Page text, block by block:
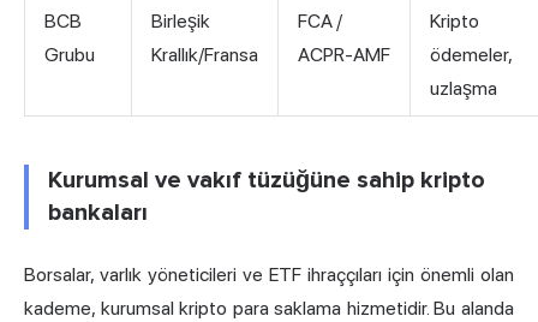
BCB
Grubu
Birleşik
Krallık/Fransa
FCA /
ACPR-AMF
Kripto
ödemeler,
uzlaşma
Kurumsal ve vakıf tüzüğüne sahip kripto
bankaları
Borsalar, varlık yöneticileri ve ETF ihraççıları için önemli olan
kademe, kurumsal kripto para saklama hizmetidir. Bu alanda